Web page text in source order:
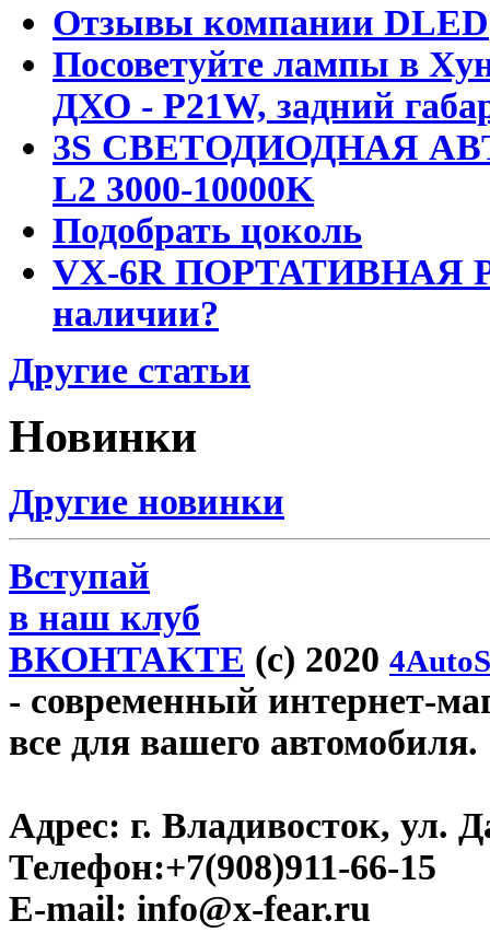
Отзывы компании DLED
Посоветуйте лампы в
ДХО - P21W, задний
3S СВЕТОДИОДНАЯ
L2 3000-10000K
Подобрать цоколь
VX-6R ПОРТАТИВНАЯ
наличии?
Другие статьи
Новинки
Другие новинки
Вступай
в наш клуб
ВКОНТАКТЕ (c) 2020
- современный интернет-
все для вашего автомобиля.
Адрес: г. Владивосток, ул.
Телефон:+7(908)911-66-15
E-mail: info@x-fear.ru